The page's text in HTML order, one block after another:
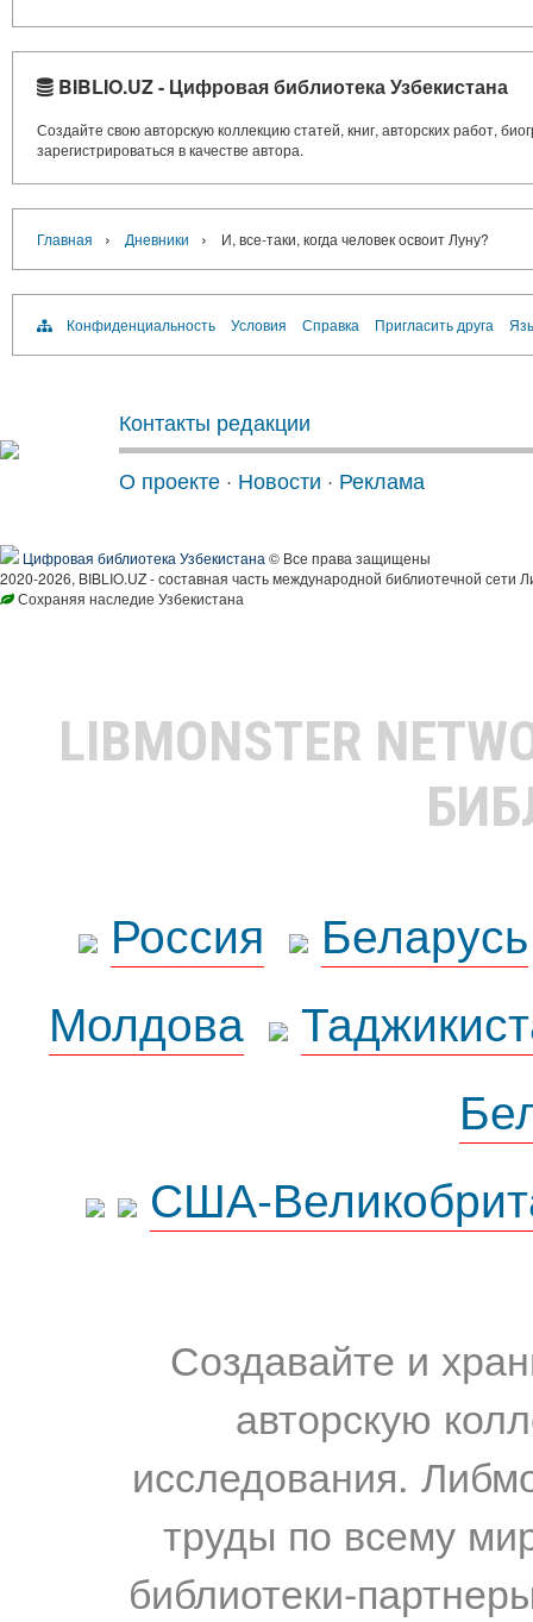
BIBLIO.UZ - Цифровая библиотека Узбекистана
Создайте свою авторскую коллекцию статей, книг, авторских работ,
зарегистрироваться в качестве автора.
Главная › Дневники › И, все-таки, когда человек освоит Луну?
Конфиденциальность Условия Справка Пригласить друга
Контакты редакции
О проекте · Новости · Реклама
Цифровая библиотека Узбекистана © Все права защищены
2020-2026, BIBLIO.UZ - составная часть международной библиотечной сети
Сохраняя наследие Узбекистана
LIBMONSTER
Россия
Беларусь
Молдова
США-
Создавайте и
авторскую
исследования.
труды по всему
библиотеки-